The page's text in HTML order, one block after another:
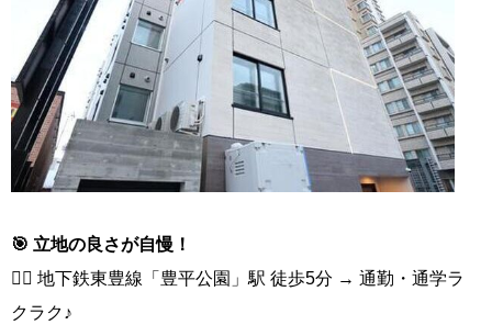
🎯 立地の良さが自慢！
🏃‍♂️ 地下鉄東豊線「豊平公園」駅 徒歩5分 → 通勤・通学ラ
クラク♪